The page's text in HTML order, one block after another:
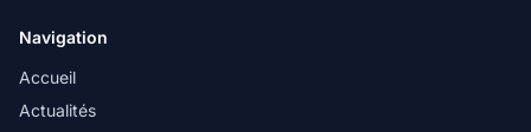
Navigation
Accueil
Actualités